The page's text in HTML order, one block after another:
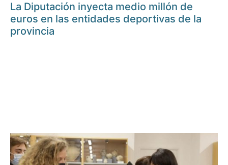
La Diputación inyecta medio millón de
euros en las entidades deportivas de la
provincia